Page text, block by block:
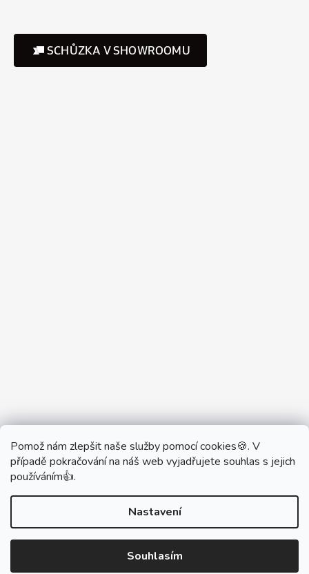
Pomož nám zlepšit naše služby pomocí cookies🍪. V
případě pokračování na náš web vyjadřujete souhlas s jejich
používáním👍.
Nastavení
Souhlasím
SCHŮZKA V SHOWROOMU
Partner Showroom MONOBRAND
Partner Eshop Monobrand.online
Vytvořil Shoptet
DŮM VYPÍNAČŮ